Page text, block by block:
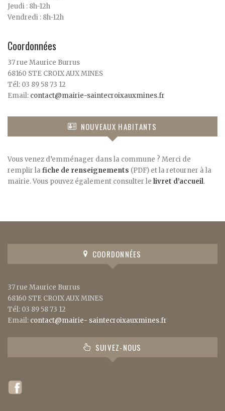
Jeudi : 8h-12h
Vendredi : 8h-12h
Coordonnées
37 rue Maurice Burrus
68160 STE CROIX AUX MINES
Tél: 03 89 58 73 12
Email: contact@mairie-saintecroixauxmines.fr
NOUVEAUX HABITANTS
Vous venez d’emménager dans la commune ? Merci de
remplir la fiche de renseignements (PDF) et la retourner à la
mairie. Vous pouvez également consulter le livret d’accueil.
COORDONNÉES
37 rue Maurice Burrus
68160 STE CROIX AUX MINES
Tél: 03 89 58 73 12
Email: contact@mairie- saintecroixauxmines.fr
SUIVEZ-NOUS